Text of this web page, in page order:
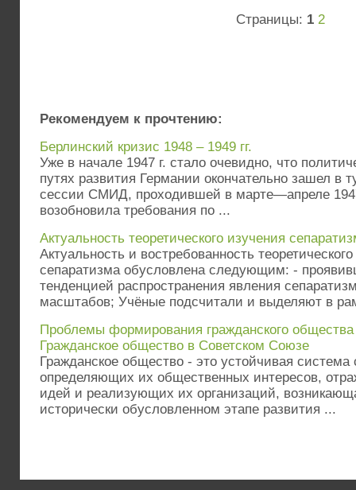
Страницы: 1 2
Рекомендуем к прочтению:
Берлинский кризис 1948 – 1949 гг.
Уже в начале 1947 г. стало очевидно, что
путях развития Германии окончательно зашел в
сессии СМИД, проходившей в марте—апреле 1947
возобновила требования по ...
Актуальность теоретического изучения
Актуальность и востребованность
сепаратизма обусловлена следующим: -
тенденцией распространения явления
масштабов; Учёные подсчитали и выделяют в
Проблемы формирования гражданского
Гражданское общество в Советском Союзе
Гражданское общество - это устойчивая
определяющих их общественных интересов,
идей и реализующих их организаций,
исторически обусловленном этапе развития ...